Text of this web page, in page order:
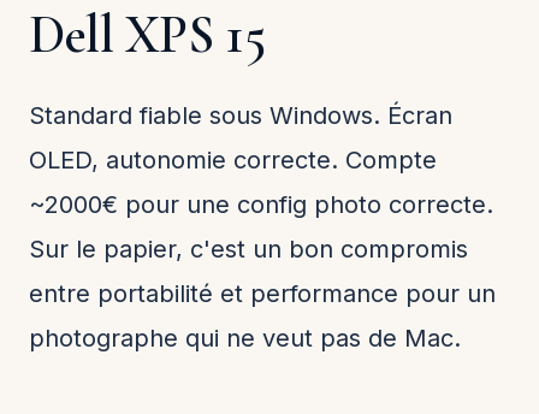
Dell XPS 15
Standard fiable sous Windows. Écran
OLED, autonomie correcte. Compte
~2000€ pour une config photo correcte.
Sur le papier, c'est un bon compromis
entre portabilité et performance pour un
photographe qui ne veut pas de Mac.